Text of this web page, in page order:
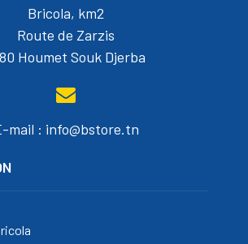
Bricola, km2
Route de Zarzis
Houmet Souk Djerba
mail : info@bstore.tn